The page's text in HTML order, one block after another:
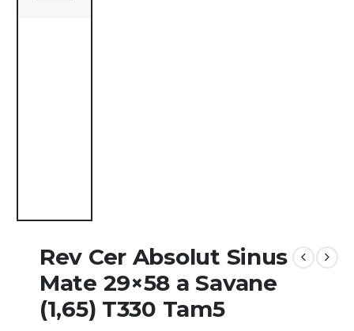
Rev Cer Absolut Sinus
Mate 29×58 a Savane
(1,65) T330 Tam5